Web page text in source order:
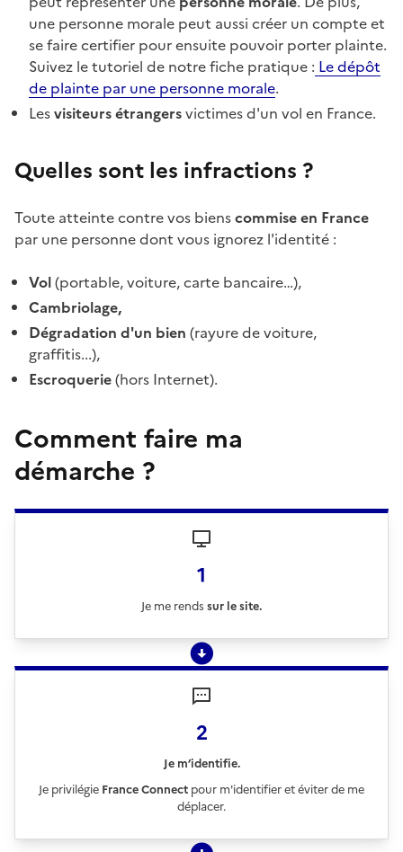
une personne morale peut aussi créer un compte et
se faire certifier pour ensuite pouvoir porter plainte.
Suivez le tutoriel de notre fiche pratique : Le dépôt
de plainte par une personne morale.
Lesvisiteurs étrangersvictimes d'un vol en France.
Quelles sont les infractions ?
Toute atteinte contre vos bienscommise en France
par une personne dont vous ignorez l'identité :
Vol(portable, voiture, carte bancaire…),
Cambriolage,
Dégradation d'un bien (rayure de voiture,
graffitis...),
Escroquerie(hors Internet).
Comment faire ma
démarche ?
1
Je me rends sur le site.
2
Je m’identifie.
Je privilégie France Connect pour m'identifier et éviter de me
déplacer.